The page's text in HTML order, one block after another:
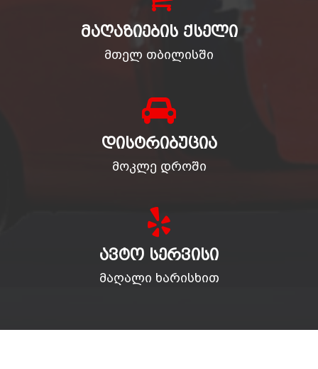
ᲛᲐᲦᲐᲖᲘᲔᲑᲘᲡ ᲥᲡᲔᲚᲘ
მთელ თბილისში
ᲓᲘᲡᲢᲠᲘᲑᲣᲪᲘᲐ
მოკლე დროში
ᲐᲕᲢᲝ ᲡᲔᲠᲕᲘᲡᲘ
მაღალი ხარისხით